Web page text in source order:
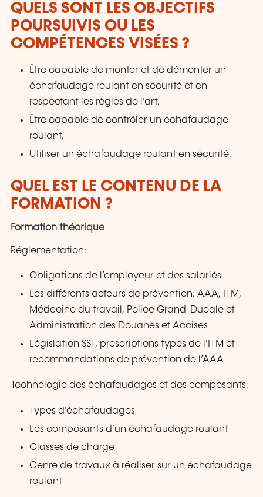
QUELS SONT LES OBJECTIFS
POURSUIVIS OU LES
COMPÉTENCES VISÉES ?
Être capable de monter et de démonter un
échafaudage roulant en sécurité et en
respectant les règles de l’art.
Être capable de contrôler un échafaudage
roulant.
Utiliser un échafaudage roulant en sécurité.
QUEL EST LE CONTENU DE LA
FORMATION ?
Formation théorique
Réglementation:
Obligations de l’employeur et des salariés
Les différents acteurs de prévention: AAA, ITM,
Médecine du travail, Police Grand-Ducale et
Administration des Douanes et Accises
Législation SST, prescriptions types de l’ITM et
recommandations de prévention de l’AAA
Technologie des échafaudages et des composants:
Types d’échafaudages
Les composants d’un échafaudage roulant
Classes de charge
Genre de travaux à réaliser sur un échafaudage
roulant